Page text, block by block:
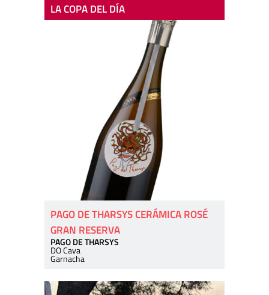
LA COPA DEL DÍA
PAGO DE THARSYS CERÁMICA ROSÉ
GRAN RESERVA
PAGO DE THARSYS
DO Cava
Garnacha